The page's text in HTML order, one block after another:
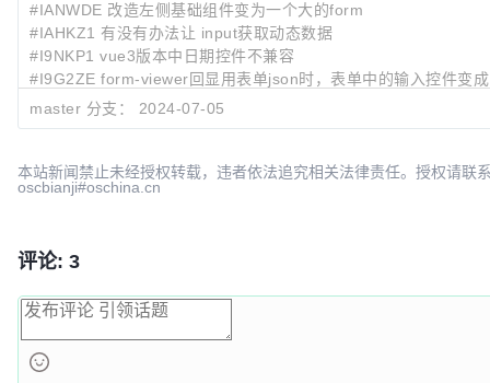
#IANWDE 改造左侧基础组件变为一个大的form
#IAHKZ1 有没有办法让 input获取动态数据
#I9NKP1 vue3版本中日期控件不兼容
#I9G2ZE form-viewer回显用表单json时，表单中的输入控件变
最近提交:
5433007c
调整demo地址，更新首页图片 骚年
ab069d00
修复下拉无法输入文本数字的问题，例如1.20这种数
master 分支： 2024-07-05
本站新闻禁止未经授权转载，违者依法追究相关法律责任。授权请联
oscbianji#oschina.cn
评论: 3